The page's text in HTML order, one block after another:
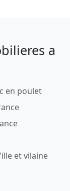
a
en poulet
et vilaine